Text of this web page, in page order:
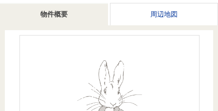
す
投
資
事業
用物
時手
取り
周辺相場
検索
リリース
会社案内
会員ページ物件概要 周辺地図